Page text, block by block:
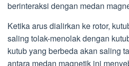
berinteraksi dengan medan
Ketika arus dialirkan ke rotor,
saling tolak-menolak dengan
kutub yang berbeda akan saling
antara medan magnetik ini